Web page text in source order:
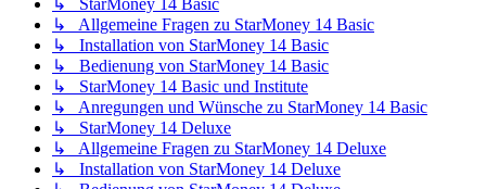
↳ StarMoney 14 Basic
↳ Allgemeine Fragen zu StarMoney 14 Basic
↳ Installation von StarMoney 14 Basic
↳ Bedienung von StarMoney 14 Basic
↳ StarMoney 14 Basic und Institute
↳ Anregungen und Wünsche zu StarMoney 14 Basic
↳ StarMoney 14 Deluxe
↳ Allgemeine Fragen zu StarMoney 14 Deluxe
↳ Installation von StarMoney 14 Deluxe